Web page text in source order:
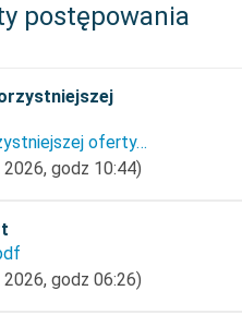
postępowania
Informacja o wyborze najkorzystniejszej oferty.pdf
godz 10:44)
godz 06:26)